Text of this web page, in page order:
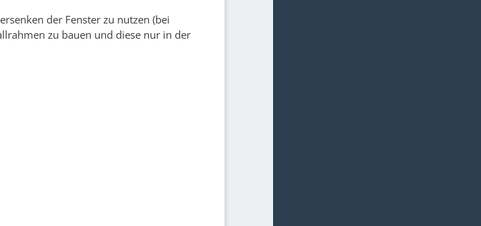
der Fenster zu nutzen (bei
zu bauen und diese nur in der